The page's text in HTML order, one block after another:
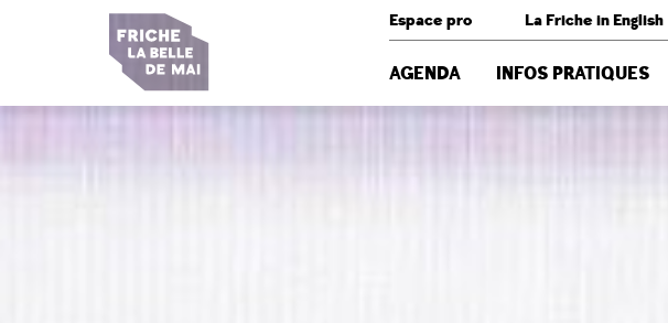
Espace pro La Friche in English
AGENDA INFOS PRATIQUES
Panneau de gestion des cookies